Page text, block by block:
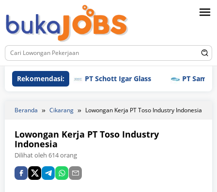
ke
konten
Rekomendasi: PT Schott Igar Glass PT Samjin
Beranda Cikarang Lowongan Kerja PT Toso Industry Indonesia
Lowongan Kerja PT Toso Industry
Indonesia
Dilihat oleh 614 orang